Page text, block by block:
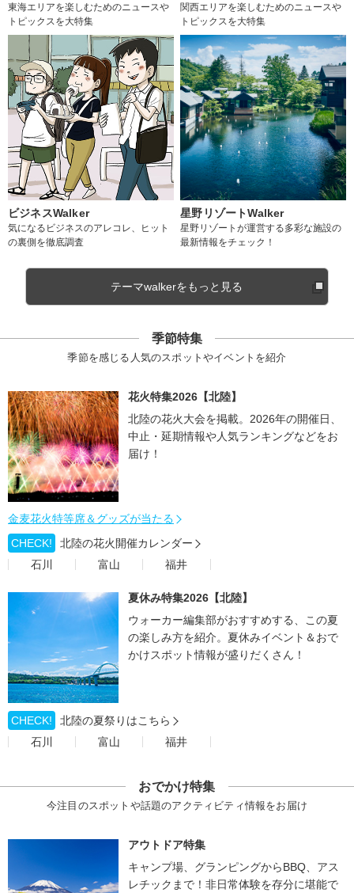
東海エリアを楽しむためのニュースや
トピックスを大特集
関西エリアを楽しむためのニュースや
トピックスを大特集
ビジネスWalker
気になるビジネスのアレコレ、ヒット
の裏側を徹底調査
星野リゾートWalker
星野リゾートが運営する多彩な施設の
最新情報をチェック！
テーマwalkerをもっと見る
季節特集
季節を感じる人気のスポットやイベントを紹介
花火特集2026【北陸】
北陸の花火大会を掲載。2026年の開催日、
中止・延期情報や人気ランキングなどをお
届け！
金麦花火特等席＆グッズが当たる
CHECK!
北陸の花火開催カレンダー
石川
富山 福井
夏休み特集2026【北陸】
ウォーカー編集部がおすすめする、この夏
の楽しみ方を紹介。夏休みイベント＆おで
かけスポット情報が盛りだくさん！
CHECK!
北陸の夏祭りはこちら
石川
富山 福井
おでかけ特集
今注目のスポットや話題のアクティビティ情報をお届け
アウトドア特集
キャンプ場、グランピングからBBQ、アス
レチックまで！非日常体験を存分に堪能で